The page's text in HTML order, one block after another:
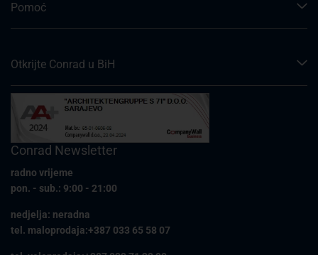
Pomoć
Otkrijte Conrad u BiH
Conrad Newsletter
radno vrijeme
pon. - sub.: 9:00 - 21:00
nedjelja: neradna
tel. maloprodaja:+387 033 65 58 07